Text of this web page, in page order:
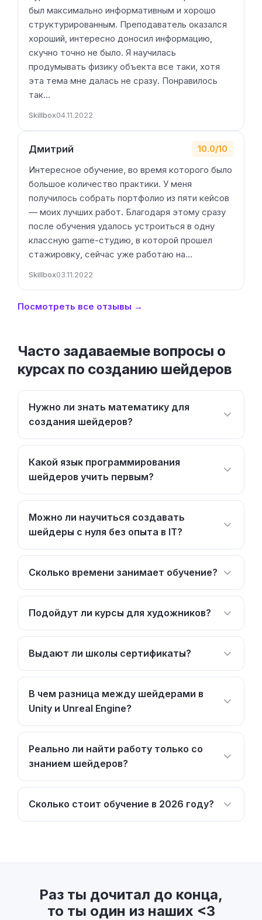
был максимально информативным и хорошо
структурированным. Преподаватель оказался
хороший, интересно доносил информацию,
скучно точно не было. Я научилась
продумывать физику объекта все таки, хотя
эта тема мне далась не сразу. Понравилось
так…
Skillbox04.11.2022
Дмитрий 10.0/10
Интересное обучение, во время которого было
большое количество практики. У меня
получилось собрать портфолио из пяти кейсов
— моих лучших работ. Благодаря этому сразу
после обучения удалось устроиться в одну
классную game-студию, в которой прошел
стажировку, сейчас уже работаю на…
Skillbox03.11.2022
Посмотреть все отзывы →
Часто задаваемые вопросы о
курсах по созданию шейдеров
Нужно ли знать математику для
создания шейдеров?
Какой язык программирования
шейдеров учить первым?
Можно ли научиться создавать
шейдеры с нуля без опыта в IT?
Сколько времени занимает обучение?
Подойдут ли курсы для художников?
Выдают ли школы сертификаты?
В чем разница между шейдерами в
Unity и Unreal Engine?
Реально ли найти работу только со
знанием шейдеров?
Сколько стоит обучение в 2026 году?
Раз ты дочитал до конца,
то ты один из наших <3